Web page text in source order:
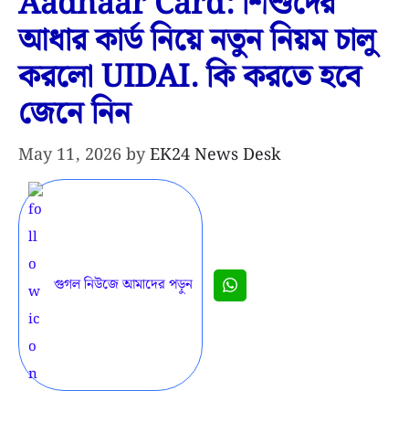
আধার কার্ড নিয়ে নতুন নিয়ম চালু
করলো UIDAI. কি করতে হবে
জেনে নিন
May 11, 2026 byEK24 News Desk
গুগল নিউজে আমাদের পড়ুন